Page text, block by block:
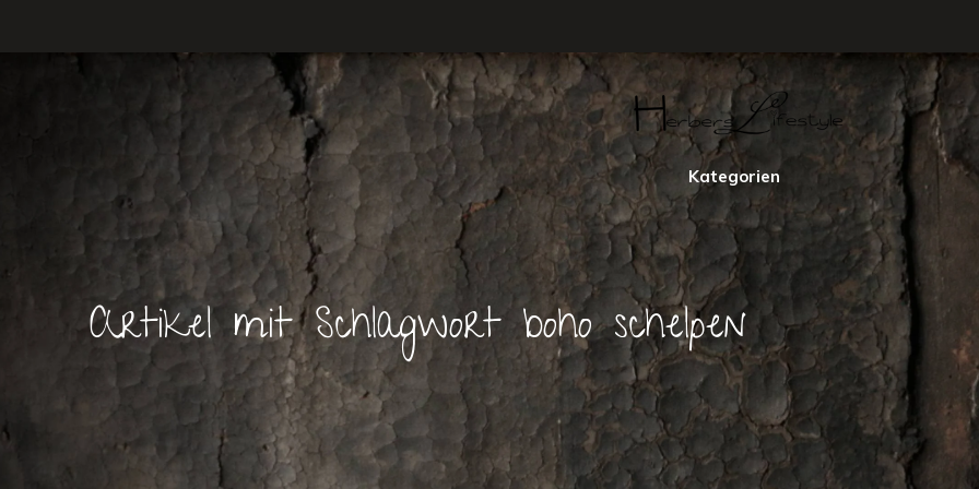
Kategorien
Artikel mit Schlagwort boho schelpen